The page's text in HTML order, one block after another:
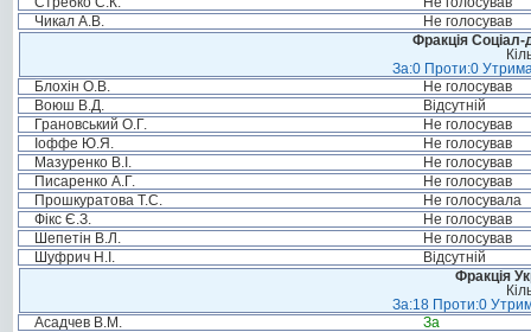
Чикал А.В.
Не голосував
Фракція Соціал-
За:0 Проти:0
Блохін О.В.
Не голосував
Воюш В.Д.
Відсутній
Грановський О.Г.
Не голосував
Іоффе Ю.Я.
Не голосував
Мазуренко В.І.
Не голосував
Писаренко А.Г.
Не голосував
Прошкуратова Т.С.
Не голосувала
Фікс Є.З.
Не голосував
Шепетін В.Л.
Не голосував
Шуфрич Н.І.
Відсутній
Фракція
За:18 Проти:0
Асадчев В.М.
За